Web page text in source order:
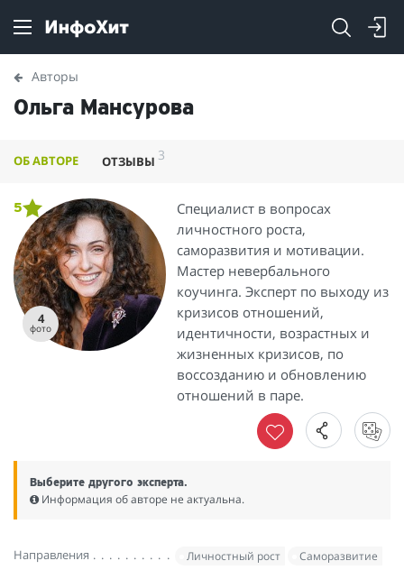
Авторы
Ольга Мансурова
ОБ АВТОРЕ ОТЗЫВЫ 3
4
фото
5
Специалист в вопросах
личностного роста,
саморазвития и мотивации.
Мастер невербального
коучинга. Эксперт по выходу из
кризисов отношений,
идентичности, возрастных и
жизненных кризисов, по
воссозданию и обновлению
отношений в паре.
Выберите другого эксперта.
Информация об авторе не актуальна.
Направления Личностный рост
Саморазвитие